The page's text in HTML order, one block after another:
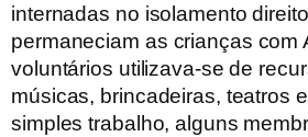
internadas no isolamento
permaneciam as crianças com
voluntários utilizava-se de
músicas, brincadeiras, teatros
simples trabalho, alguns